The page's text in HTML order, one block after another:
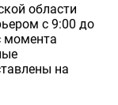
области
с 9:00 до
момента
на